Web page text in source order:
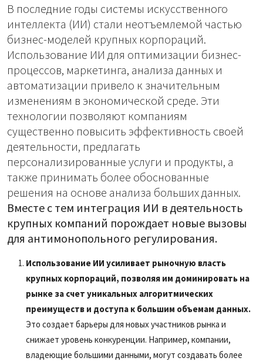
Подписка
В последние годы системы искусственного
интеллекта (ИИ) стали неотъемлемой частью
бизнес-моделей крупных корпораций.
Использование ИИ для оптимизации бизнес-
процессов, маркетинга, анализа данных и
автоматизации привело к значительным
изменениям в экономической среде. Эти
технологии позволяют компаниям
существенно повысить эффективность своей
деятельности, предлагать
персонализированные услуги и продукты, а
также принимать более обоснованные
решения на основе анализа больших данных.
Вместе с тем интеграция ИИ в деятельность
крупных компаний порождает новые вызовы
для антимонопольного регулирования.
Использование ИИ усиливает рыночную власть
крупных корпораций, позволяя им доминировать на
рынке за счет уникальных алгоритмических
преимуществ и доступа к большим объемам данных.
Это создает барьеры для новых участников рынка и
снижает уровень конкуренции. Например, компании,
владеющие большими данными, могут создавать более